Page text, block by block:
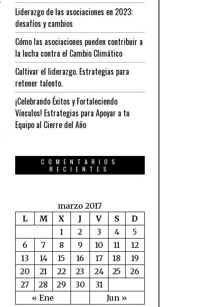
Liderazgo de las asociaciones en 2023:
desafíos y cambios
Cómo las asociaciones pueden contribuir a
la lucha contra el Cambio Climático
Cultivar el liderazgo. Estrategias para
retener talento.
¡Celebrando Éxitos y Fortaleciendo
Vínculos! Estrategias para Apoyar a tu
Equipo al Cierre del Año
COMENTARIOS
RECIENTES
marzo 2017
L
M X J V S D
« Ene Jun »
1 2 3 4
5
6
7 8 9 10 11
12
13
14 15 16 17 18
19
20
21 22 23 24 25
26
27
28 29 30 31